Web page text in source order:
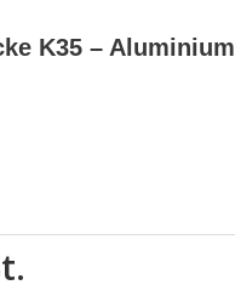
K35 – Aluminium